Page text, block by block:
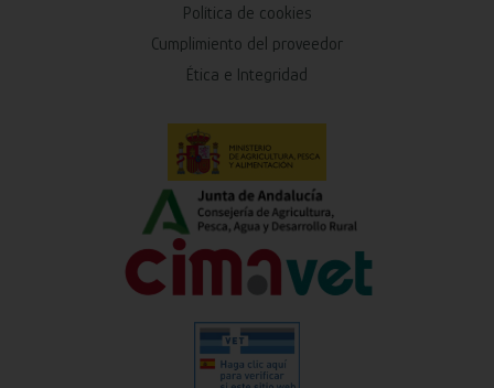
Política de cookies
Cumplimiento del proveedor
Ética e Integridad